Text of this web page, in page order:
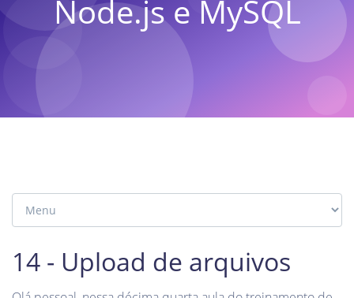
Node.js e MySQL
14 - Upload de arquivos